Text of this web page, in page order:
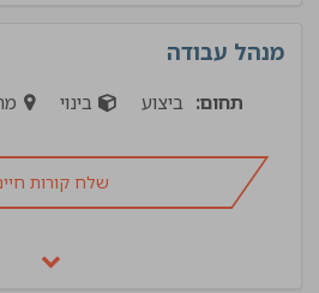
מנהל עבודה
תחום: ביצוע בינוי
שלח קורות